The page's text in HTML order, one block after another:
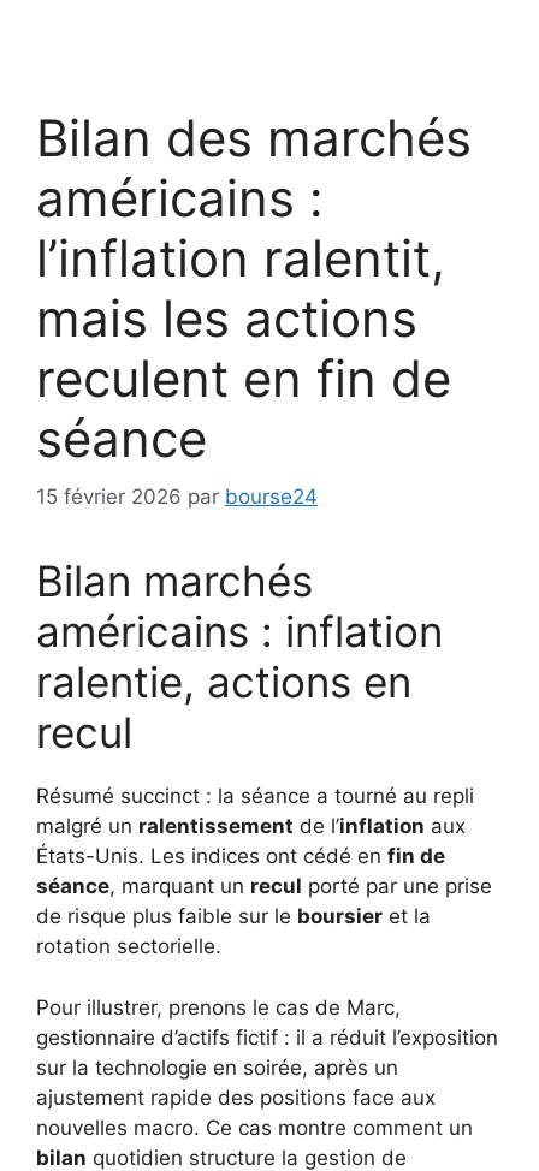
Bilan des marchés
américains :
l’inflation ralentit,
mais les actions
reculent en fin de
séance
15 février 2026 par bourse24
Bilan marchés
américains : inflation
ralentie, actions en
recul
Résumé succinct : la séance a tourné au repli
malgré un ralentissement de l’inflation aux
États-Unis. Les indices ont cédé en fin de
séance, marquant un recul porté par une prise
de risque plus faible sur le boursier et la
rotation sectorielle.
Pour illustrer, prenons le cas de Marc,
gestionnaire d’actifs fictif : il a réduit l’exposition
sur la technologie en soirée, après un
ajustement rapide des positions face aux
nouvelles macro. Ce cas montre comment un
bilan quotidien structure la gestion de